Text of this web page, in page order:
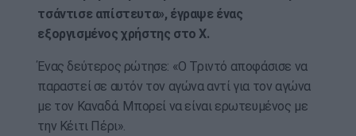
τσάντισε απίστευτα», έγραψε ένας
εξοργισμένος χρήστης στο X.
Ένας δεύτερος ρώτησε: «Ο Τριντό αποφάσισε να
παραστεί σε αυτόν τον αγώνα αντί για τον αγώνα
με τον Καναδά. Μπορεί να είναι ερωτευμένος με
την Κέιτι Πέρι».